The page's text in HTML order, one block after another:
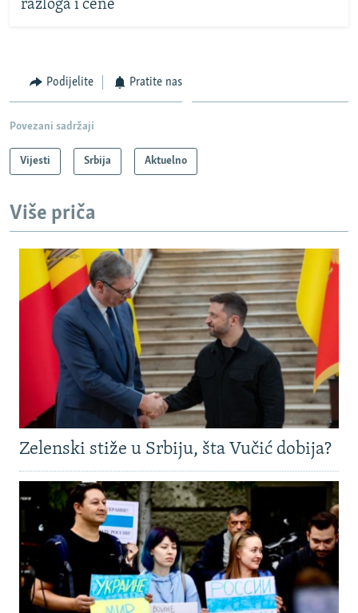
razloga i cene
Podijelite Pratite nas
Povezani sadržaji
Vijesti Srbija Aktuelno
Više priča
Zelenski stiže u Srbiju, šta Vučić dobija?